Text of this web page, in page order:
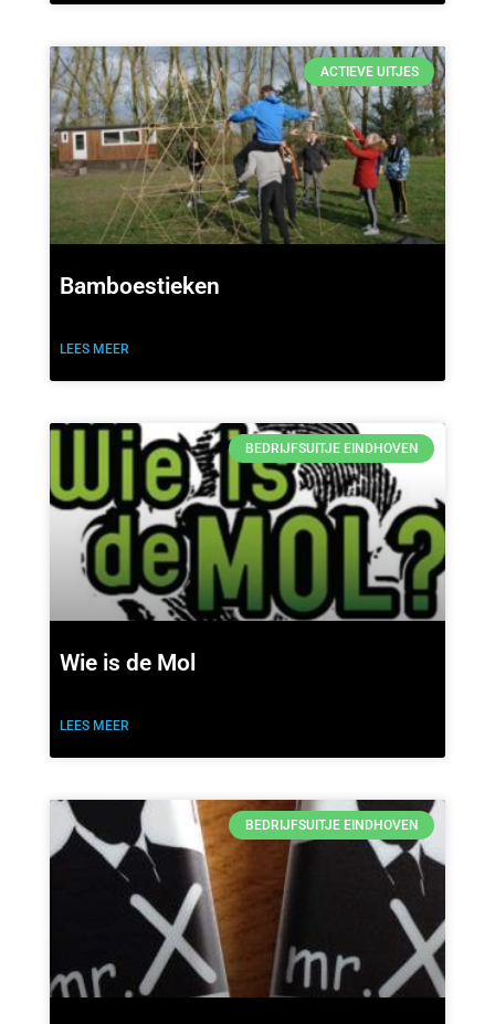
ACTIEVE UITJES
Bamboestieken
LEES MEER
BEDRIJFSUITJE EINDHOVEN
Wie is de Mol
LEES MEER
BEDRIJFSUITJE EINDHOVEN